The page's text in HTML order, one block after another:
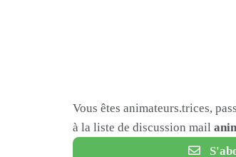
Vous êtes animateurs.trices,
à la liste de discussion mail